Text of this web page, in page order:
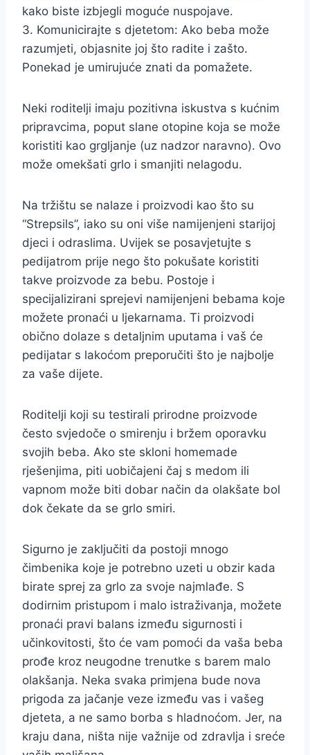
kako biste izbjegli moguće nuspojave.
3. Komunicirajte s djetetom: Ako beba može
razumjeti, objasnite joj što radite i zašto.
Ponekad je umirujuće znati da pomažete.
Neki roditelji imaju pozitivna iskustva s kućnim
pripravcima, poput slane otopine koja se može
koristiti kao grgljanje (uz nadzor naravno). Ovo
može omekšati grlo i smanjiti nelagodu.
Na tržištu se nalaze i proizvodi kao što su
“Strepsils”, iako su oni više namijenjeni starijoj
djeci i odraslima. Uvijek se posavjetujte s
pedijatrom prije nego što pokušate koristiti
takve proizvode za bebu. Postoje i
specijalizirani sprejevi namijenjeni bebama koje
možete pronaći u ljekarnama. Ti proizvodi
obično dolaze s detaljnim uputama i vaš će
pedijatar s lakoćom preporučiti što je najbolje
za vaše dijete.
Roditelji koji su testirali prirodne proizvode
često svjedoče o smirenju i bržem oporavku
svojih beba. Ako ste skloni homemade
rješenjima, piti uobičajeni čaj s medom ili
vapnom može biti dobar način da olakšate bol
dok čekate da se grlo smiri.
Sigurno je zaključiti da postoji mnogo
čimbenika koje je potrebno uzeti u obzir kada
birate sprej za grlo za svoje najmlađe. S
dodirnim pristupom i malo istraživanja, možete
pronaći pravi balans između sigurnosti i
učinkovitosti, što će vam pomoći da vaša beba
prođe kroz neugodne trenutke s barem malo
olakšanja. Neka svaka primjena bude nova
prigoda za jačanje veze između vas i vašeg
djeteta, a ne samo borba s hladnoćom. Jer, na
kraju dana, ništa nije važnije od zdravlja i sreće